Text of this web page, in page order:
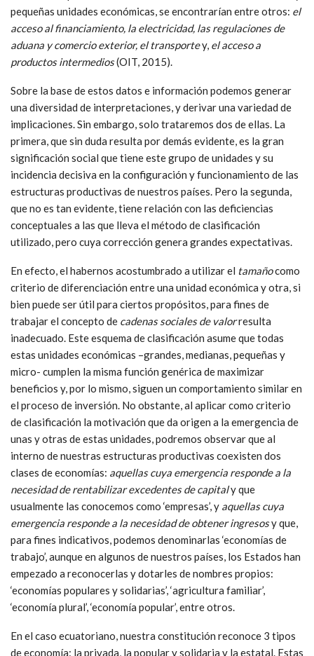
pequeñas unidades económicas, se encontrarían entre otros: el
acceso al financiamiento, la electricidad, las regulaciones de
aduana y comercio exterior, el transportey, el acceso a
productos intermedios(OIT, 2015).
Sobre la base de estos datos e información podemos generar
una diversidad de interpretaciones, y derivar una variedad de
implicaciones. Sin embargo, solo trataremos dos de ellas. La
primera, que sin duda resulta por demás evidente, es la gran
significación social que tiene este grupo de unidades y su
incidencia decisiva en la configuración y funcionamiento de las
estructuras productivas de nuestros países. Pero la segunda,
que no es tan evidente, tiene relación con las deficiencias
conceptuales a las que lleva el método de clasificación
utilizado, pero cuya corrección genera grandes expectativas.
En efecto, el habernos acostumbrado a utilizar el tamañocomo
criterio de diferenciación entre una unidad económica y otra, si
bien puede ser útil para ciertos propósitos, para fines de
trabajar el concepto de cadenas sociales de valorresulta
inadecuado. Este esquema de clasificación asume que todas
estas unidades económicas –grandes, medianas, pequeñas y
micro- cumplen la misma función genérica de maximizar
beneficios y, por lo mismo, siguen un comportamiento similar en
el proceso de inversión. No obstante, al aplicar como criterio
de clasificación la motivación que da origen a la emergencia de
unas y otras de estas unidades, podremos observar que al
interno de nuestras estructuras productivas coexisten dos
clases de economías: aquellas cuya emergencia responde a la
necesidad de rentabilizar excedentes de capitaly que
usualmente las conocemos como ‘empresas’, y aquellas cuya
emergencia responde a la necesidad de obtener ingresosy que,
para fines indicativos, podemos denominarlas ‘economías de
trabajo’, aunque en algunos de nuestros países, los Estados han
empezado a reconocerlas y dotarles de nombres propios:
‘economías populares y solidarias’, ‘agricultura familiar’,
‘economía plural’, ‘economía popular’, entre otros.
En el caso ecuatoriano, nuestra constitución reconoce 3 tipos
de economía: la privada, la popular y solidaria y la estatal. Estas